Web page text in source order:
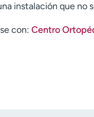
instalación que no
con: Centro